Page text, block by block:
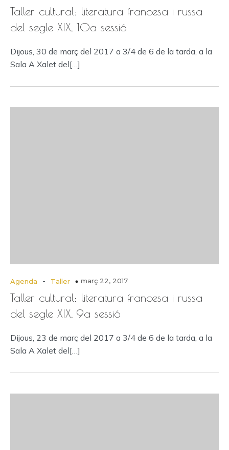
Taller cultural: literatura francesa i russa
del segle XIX, 10a sessió
Dijous, 30 de març del 2017 a 3/4 de 6 de la tarda, a la
Sala A Xalet del[…]
Agenda - Taller març 22, 2017
Taller cultural: literatura francesa i russa
del segle XIX, 9a sessió
Dijous, 23 de març del 2017 a 3/4 de 6 de la tarda, a la
Sala A Xalet del[…]